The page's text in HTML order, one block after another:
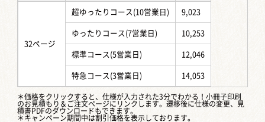
32ページ
超ゆったりコース(10営業日) 9,023
ゆったりコース(7営業日) 10,253
標準コース(5営業日) 12,046
特急コース(3営業日) 14,053
＊価格をクリックすると、仕様が入力された3分でわかる！小冊子印刷
のお見積もり＆ご注文ページにリンクします。遷移後に仕様の変更、見
積書PDFのダウンロードもできます。
＊キャンペーン期間中は割引価格を表示しております。